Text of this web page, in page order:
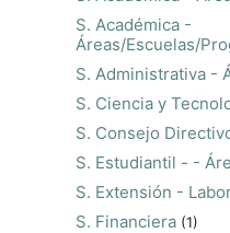
S. Académica -
Áreas/Escuelas/
S. Administrativa -
S. Ciencia y
S. Consejo
S. Estudiantil - -
S. Extensión -
S. Financiera (1)